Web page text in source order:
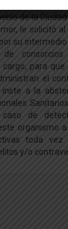
de la
le solicitó
su
de
cargo, para
el
a la
de
organismo
toda
y/o